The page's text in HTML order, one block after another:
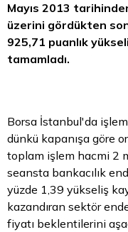
Mayıs 2013
üzerini gördükten
925,71 puanlık
tamamladı.
Borsa İstanbul'da
dünkü kapanışa göre
toplam işlem hacmi 2
seansta bankacılık
yüzde 1,39 yükseliş
kazandıran sektör
fiyatı beklentilerini